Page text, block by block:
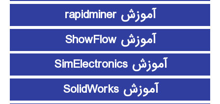
آموزش rapidminer
آموزش ShowFlow
آموزش SimElectronics
آموزش SolidWorks